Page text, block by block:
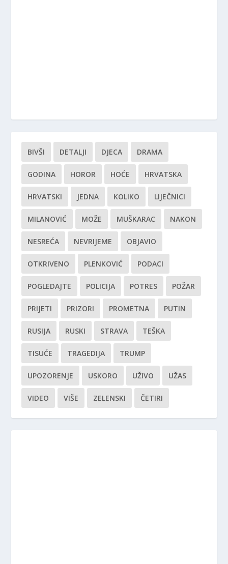
BIVŠI DETALJI DJECA DRAMA
GODINA HOROR HOĆE HRVATSKA
HRVATSKI JEDNA KOLIKO LIJEČNICI
MILANOVIĆ MOŽE MUŠKARAC NAKON
NESREĆA NEVRIJEME OBJAVIO
OTKRIVENO PLENKOVIĆ PODACI
POGLEDAJTE POLICIJA POTRES POŽAR
PRIJETI PRIZORI PROMETNA PUTIN
RUSIJA RUSKI STRAVA TEŠKA
TISUĆE TRAGEDIJA TRUMP
UPOZORENJE USKORO UŽIVO UŽAS
VIDEO VIŠE ZELENSKI ČETIRI